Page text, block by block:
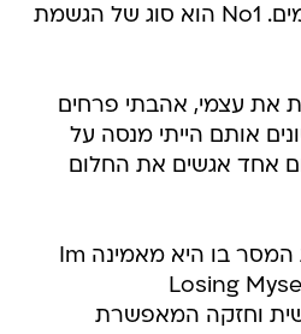
ביתה ולרקוח מהם בשמים. No1 הוא סוג של הגשמת
את עצמי, אהבתי פרחים
אותם הייתי מנסה על
אחד אגשים את החלום
הבושם No1 מעביר את המסר בו היא מאמינה Im
Losing
וחזקה המאפשרת